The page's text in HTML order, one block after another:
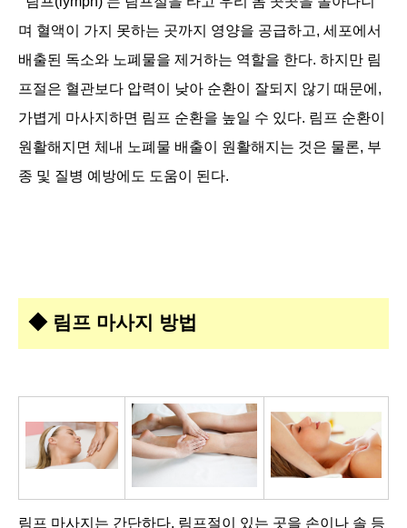
며 혈액이 가지 못하는 곳까지 영양을 공급하고, 세포에서
배출된 독소와 노폐물을 제거하는 역할을 한다. 하지만 림
프절은 혈관보다 압력이 낮아 순환이 잘되지 않기 때문에,
가볍게 마사지하면 림프 순환을 높일 수 있다. 림프 순환이
원활해지면 체내 노폐물 배출이 원활해지는 것은 물론, 부
종 및 질병 예방에도 도움이 된다.
◆ 림프 마사지 방법
림프 마사지는 간단하다. 림프절이 있는 곳을 손이나 솔 등